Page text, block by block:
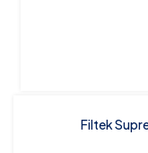
Filtek